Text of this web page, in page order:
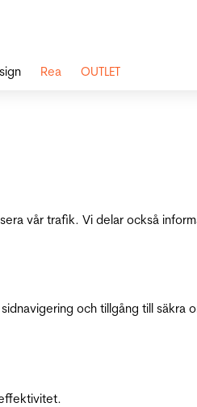
vår trafik. Vi delar också
och tillgång till säkra
Rea OUTLET